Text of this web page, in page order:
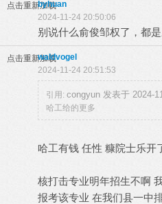
点击重新加载
byhuan
2024-11-24 20:50:06
别说什么俞俊邹权了，都是
点击重新加载waldvogel
2024-11-24 20:51:53
引用: congyun 发表于 2024-
哈工给的更多
哈工有钱 任性 糠院士乐开
核打击专业明年招生不啊
报考该专业 在我们县一中